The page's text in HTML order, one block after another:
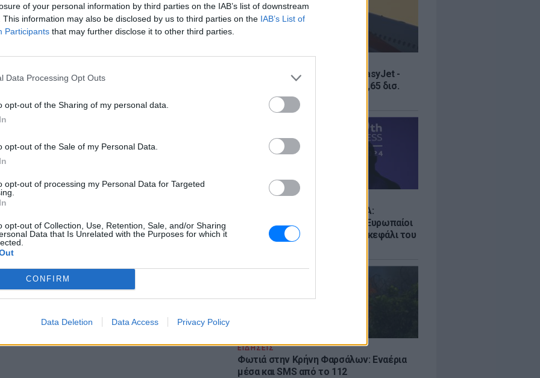
of your personal information by third parties on the IAB’s list of downstream
This information may also be disclosed by us to third parties on the IAB’s List of
Participants that may further disclose it to other third parties.
Data Processing Opt Outs
opt-out of the Sharing of my personal data.
opt-out of the Sale of my Personal Data.
opt-out of processing my Personal Data for Targeted
opt-out of Collection, Use, Retention, Sale, and/or Sharing
Data that Is Unrelated with the Purposes for which it
CONFIRM
Data Deletion Data Access Privacy Policy
Συμφωνία εξαγοράς για την EasyJet -
Στην αμερικανική Appolo για 6,65 δισ.
ΕΙΔΗΣΕΙΣ
Στα άκρα ο πόλεμος UEFA-FIFA:
Επιμένουν στο μποϊκοτάζ οι Ευρωπαίοι
και ζητούν εγγυήσεις και το... κεφάλι του
ΕΙΔΗΣΕΙΣ
Φωτιά στην Κρήνη Φαρσάλων: Εναέρια
μέσα και SMS από το 112
September 21, 2023
ο κ. Κασσελάκης «ως σπρίντερ απεδείχθη
πολιτική δεν είναι κατοστάρι, είναι
προ δεκαετίας βίντεο που ο κ.
ευλογία για την Ελλάδα είναι το brain
στο εξωτερικό. Να υπενθυμίσω ότι η
των παιδιών μας την εποχή της
ήταν το πιο επώδυνο ίσως σοκ στην
που πέρασε, οι συντάξεις και η περικοπή
χειρότερα πράγματα που συνέβησαν.
όχι περίπου, ακριβώς ως ευλογία
προβλήματα της Ελλάδας».
για παρέμβαση στα εσωκομματικά
εκτός από υπουργός είμαι και πολίτης
δεν μπορώ να μείνω σιωπηλός, η
ΔΙΑΦΗΜΙΣΗ